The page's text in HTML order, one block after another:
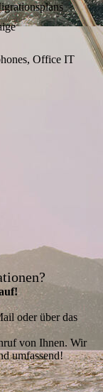
Office IT
oder über das
von Ihnen. Wir
umfassend!